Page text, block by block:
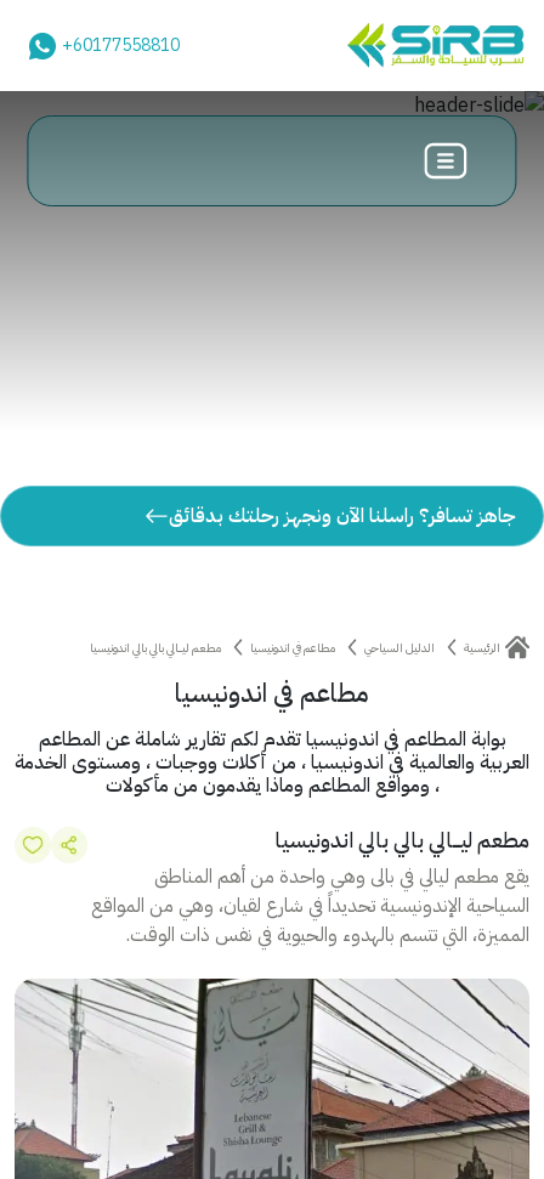
+60177558810
جاهز تسافر؟ راسلنا الآن ونجهز رحلتك بدقائق
الرئيسية الدليل السياحي مطاعم في اندونيسيا مطعم ليـــالي بالي بالي اندونيسيا
مطاعم في اندونيسيا
بوابة المطاعم في اندونيسيا تقدم لكم تقارير شاملة عن المطاعم
العربية والعالمية في اندونيسيا ، من أكلات ووجبات ، ومستوى الخدمة
، ومواقع المطاعم وماذا يقدمون من مأكولات
مطعم ليـــالي بالي بالي اندونيسيا
يقع مطعم ليالي في بالى وهي واحدة من أهم المناطق
السياحية الإندونيسية تحديداً في شارع لقيان، وهي من المواقع
المميزة، التي تتسم بالهدوء والحيوية في نفس ذات الوقت.